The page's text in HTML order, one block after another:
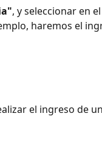
, y seleccionar en
haremos el
el ingreso de un